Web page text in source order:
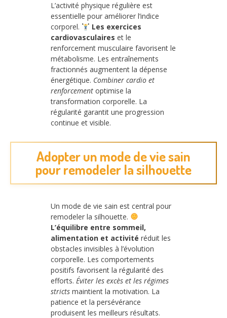
L’activité physique régulière est
essentielle pour améliorer l’indice
corporel.
Les exercices
cardiovasculaires et le
renforcement musculaire favorisent le
métabolisme. Les entraînements
fractionnés augmentent la dépense
énergétique. Combiner cardio et
renforcement optimise la
transformation corporelle. La
régularité garantit une progression
continue et visible.
Adopter un mode de vie sain
pour remodeler la silhouette
Un mode de vie sain est central pour
remodeler la silhouette.
L’équilibre entre sommeil,
alimentation et activité réduit les
obstacles invisibles à l’évolution
corporelle. Les comportements
positifs favorisent la régularité des
efforts. Éviter les excès et les régimes
stricts maintient la motivation. La
patience et la persévérance
produisent les meilleurs résultats.